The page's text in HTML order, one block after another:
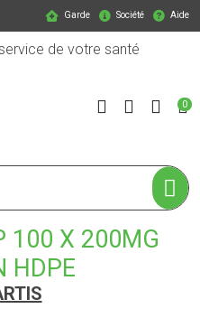
Garde Société Aide
de votre santé
en ligne à votre service
0
100 X 200MG
HDPE